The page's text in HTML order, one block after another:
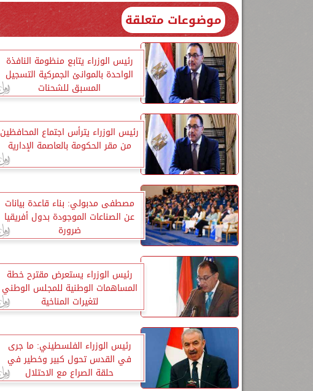
موضوعات متعلقة
رئيس الوزراء يتابع منظومة النافذة
الواحدة بالموانئ الجمركية التسجيل
المسبق للشحنات
رئيس الوزراء يترأس اجتماع المحافظين
من مقر الحكومة بالعاصمة الإدارية
مصطفى مدبولي: بناء قاعدة بيانات
عن الصناعات الموجودة بدول أفريقيا
ضرورة
رئيس الوزراء يستعرض مقترح خطة
المساهمات الوطنية للمجلس الوطني
لتغيرات المناخية
رئيس الوزراء الفلسطيني: ما جرى
في القدس تحول كبير وخطير في
حلقة الصراع مع الاحتلال